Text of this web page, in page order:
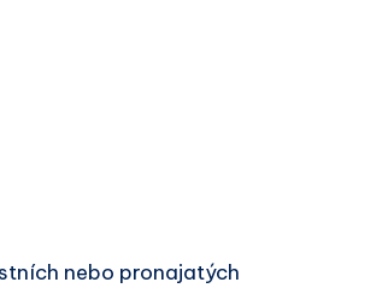
nebo pronajatých